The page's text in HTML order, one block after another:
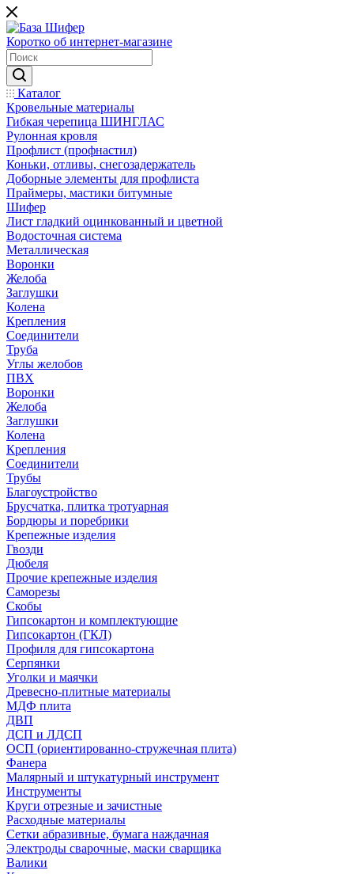
Коротко об интернет-магазине
Каталог
Кровельные материалы
Гибкая черепица ШИНГЛАС
Рулонная кровля
Профлист (профнастил)
Коньки, отливы, снегозадержатель
Доборные элементы для профлиста
Праймеры, мастики битумные
Шифер
Лист гладкий оцинкованный и цветной
Водосточная система
Металлическая
Воронки
Желоба
Заглушки
Колена
Крепления
Соединители
Труба
Углы желобов
ПВХ
Воронки
Желоба
Заглушки
Колена
Крепления
Соединители
Трубы
Благоустройство
Брусчатка, плитка тротуарная
Бордюры и поребрики
Крепежные изделия
Гвозди
Дюбеля
Прочие крепежные изделия
Саморезы
Скобы
Гипсокартон и комплектующие
Гипсокартон (ГКЛ)
Профиля для гипсокартона
Серпянки
Уголки и маячки
Древесно-плитные материалы
МДФ плита
ДВП
ДСП и ЛДСП
ОСП (ориентированно-стружечная плита)
Фанера
Малярный и штукатурный инструмент
Инструменты
Круги отрезные и зачистные
Расходные материалы
Сетки абразивные, бумага наждачная
Электроды сварочные, маски сварщика
Валики